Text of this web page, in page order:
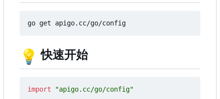
💡 快速开始
import "apigo.cc/go/config"